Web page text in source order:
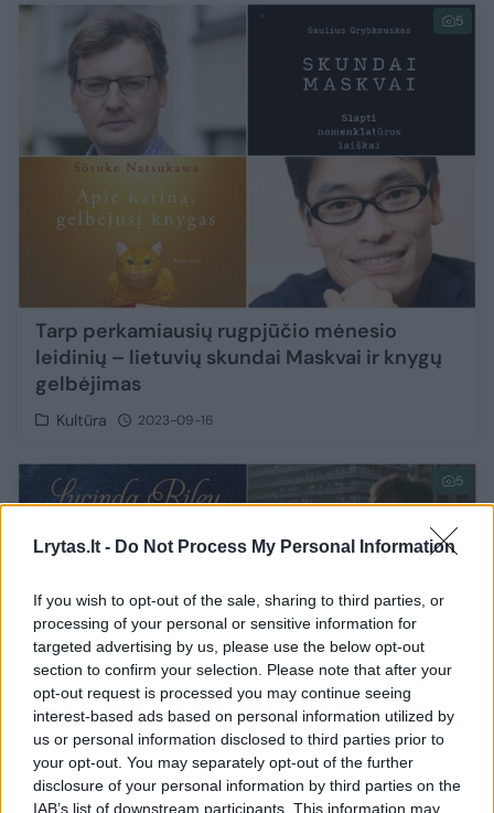
Lrytas.lt - Do Not Process My Personal Information
If you wish to opt-out of the sale, sharing to third parties, or
processing of your personal or sensitive information for
targeted advertising by us, please use the below opt-out
section to confirm your selection. Please note that after your
opt-out request is processed you may continue seeing
interest-based ads based on personal information utilized by
us or personal information disclosed to third parties prior to
your opt-out. You may separately opt-out of the further
disclosure of your personal information by third parties on the
IAB’s list of downstream participants. This information may
5
Tarp perkamiausių rugpjūčio mėnesio
leidinių – lietuvių skundai Maskvai ir knygų
gelbėjimas
Kultūra 2023-09-16
5
Tarp perkamiausių liepos mėnesio knygų –